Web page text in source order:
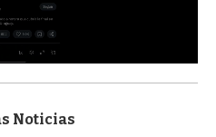
Noticias